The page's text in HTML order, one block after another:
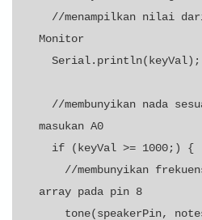
Monitor
masukan A0
array pada pin 8